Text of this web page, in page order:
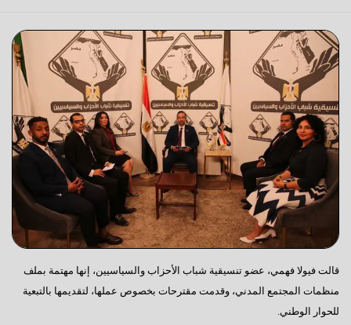
قالت فيولا فهمي، عضو تنسيقية شباب الأحزاب والسياسيين، إنها مهتمة بملف
منظمات المجتمع المدني، وقدمت مقترحات بخصوص عملها، لتقديمها بالتبعية
للحوار الوطني.